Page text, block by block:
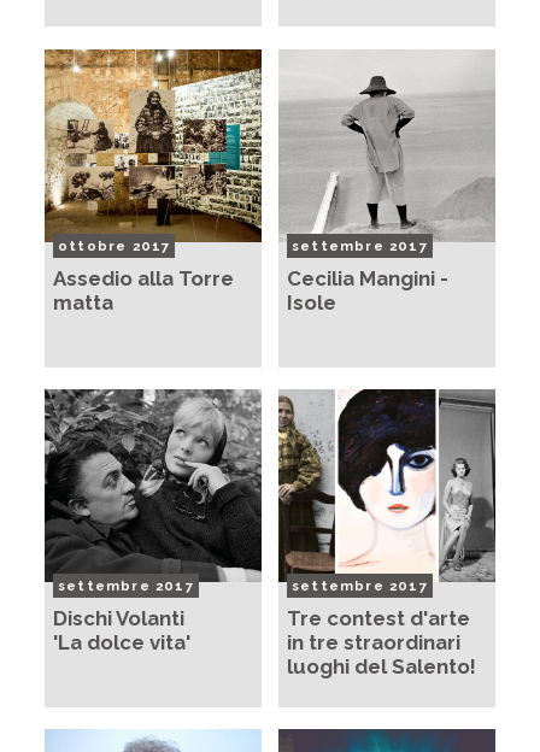
ottobre 2017
Assedio alla Torre
matta
settembre 2017
Cecilia Mangini -
Isole
settembre 2017
Dischi Volanti
'La dolce vita'
settembre 2017
Tre contest d'arte
in tre straordinari
luoghi del Salento!